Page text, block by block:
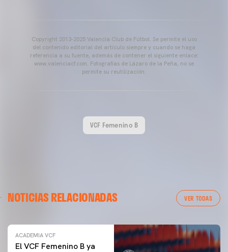
Copyright 2013-2025 Valencia Club de Fútbol. Se permite el uso
del contenido editorial del artículo siempre y cuando se haga
referencia a su fuente, además de contener el siguiente enlace:
www.valenciacf.com. Fotografías de Lázaro de la Peña, no se
permite su reutilización.
VCF Femenino B
NOTICIAS RELACIONADAS VER TODAS
ACADEMIA VCF
El VCF Femenino B ya